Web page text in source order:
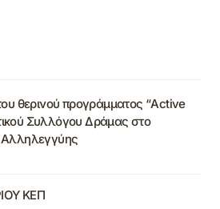
θερινού προγράμματος “Active
Συλλόγου Δράμας στο
Αλληλεγγύης
ΚΕΠ